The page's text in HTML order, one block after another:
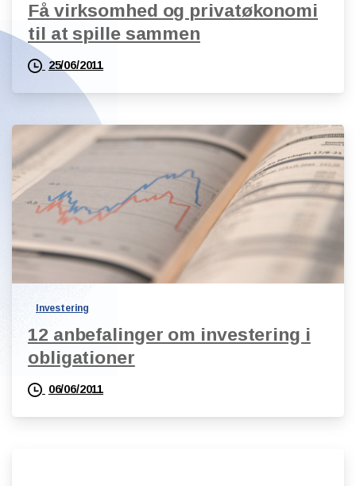
Få virksomhed og privatøkonomi
til at spille sammen
25/06/2011
Investering
12 anbefalinger om investering i
obligationer
06/06/2011